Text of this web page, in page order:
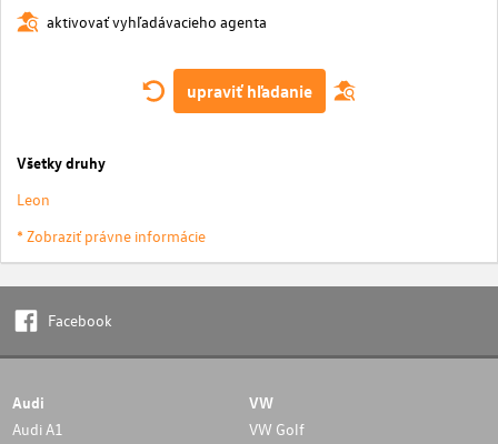
aktivovať vyhľadávacieho agenta
upraviť hľadanie
Všetky druhy
Leon
* Zobraziť právne informácie
Facebook
Audi
Audi A1
VW
VW Golf